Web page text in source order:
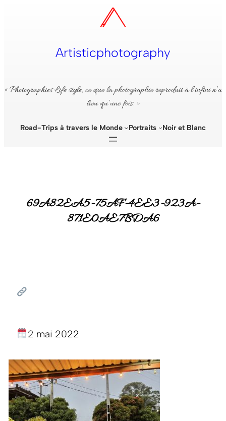
Artisticphotography
« Photographies Life style, ce que la photographie reproduit à l’infini n’a
lieu qu’une fois. »
Road-Trips à travers le Monde Portraits Noir et Blanc
69A82EA5-75AF-4EE3-923A-
871E0AE7BDA6
2 mai 2022